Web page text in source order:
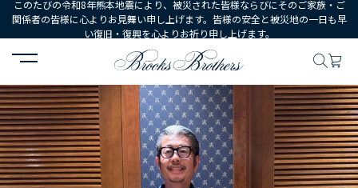
このたびの令和8年熊本地震により、被災された皆様ならびにそのご家族・ご
関係者の皆様に心よりお見舞い申し上げます。皆様の安全と被災地の一日も早
い復旧・復興を心よりお祈り申し上げます。
HOME コーディネート コーディネート詳細